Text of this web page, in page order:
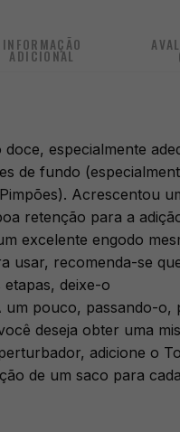
INFORMAÇÃO
ADICIONAL
especialmente
de fundo
Acrescentou
retenção para a
excelente engodo
usar, recomenda-se
etapas, deixe-o
um pouco, passando-
deseja obter uma
adicione o
de um saco para